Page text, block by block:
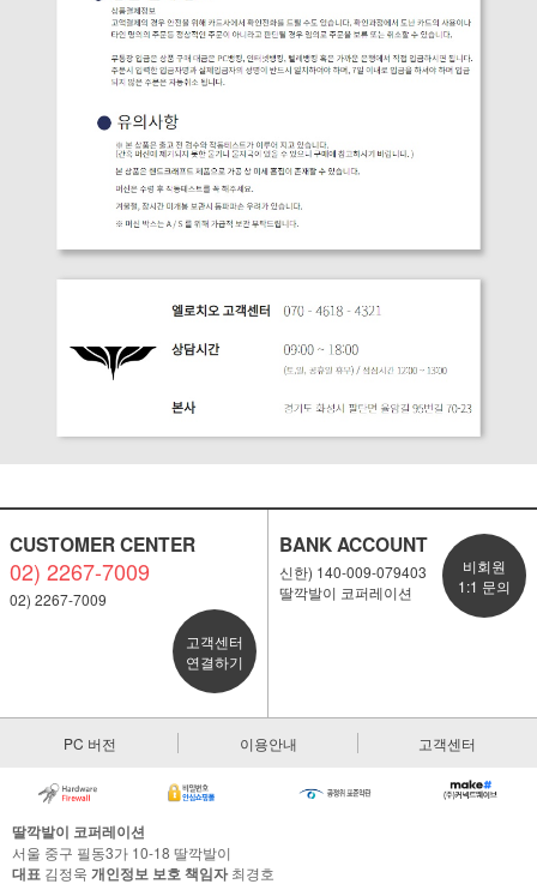
CUSTOMER CENTER
02) 2267-7009
02) 2267-7009
고객센터
연결하기
BANK ACCOUNT
신한) 140-009-079403
딸깍발이 코퍼레이션
비회원
1:1 문의
PC 버전 이용안내 고객센터
딸깍발이 코퍼레이션
서울 중구 필동3가 10-18 딸깍발이
대표 김정욱 개인정보 보호 책임자최경호